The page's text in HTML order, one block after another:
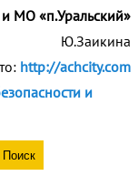
МО «п.Уральский»
Ю.Заикина
http://achcity.com
и